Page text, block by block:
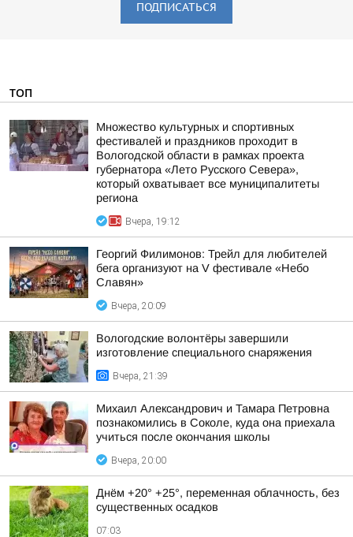
ПОДПИСАТЬСЯ
ТОП
Множество культурных и спортивных
фестивалей и праздников проходит в
Вологодской области в рамках проекта
губернатора «Лето Русского Севера»,
который охватывает все муниципалитеты
региона
Вчера, 19:12
Георгий Филимонов: Трейл для любителей
бега организуют на V фестивале «Небо
Славян»
Вчера, 20:09
Вологодские волонтёры завершили
изготовление специального снаряжения
Вчера, 21:39
Михаил Александрович и Тамара Петровна
познакомились в Соколе, куда она приехала
учиться после окончания школы
Вчера, 20:00
Днём +20° +25°, переменная облачность, без
существенных осадков
07:03